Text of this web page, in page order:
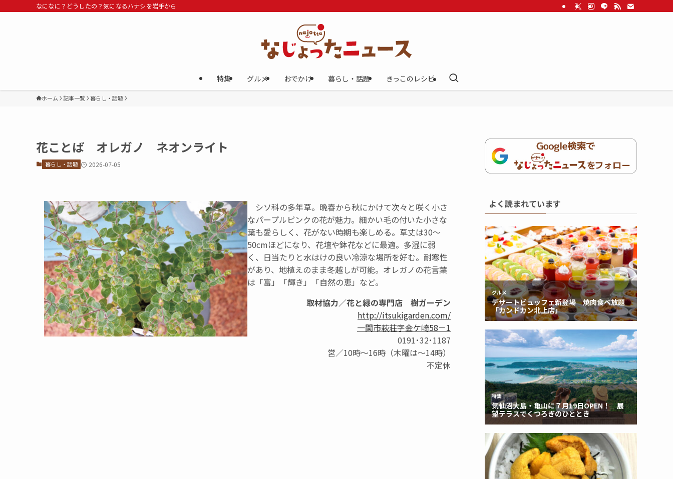
なになに？どうしたの？気になるハナシを岩手から
特集 グルメ おでかけ 暮らし・話題 きっこのレシピ
ホーム 記事一覧 暮らし・話題
花ことば オレガノ ネオンライト
暮らし・話題 2026-07-05
シソ科の多年草。晩春から秋にかけて次々と咲く小さ
なパープルピンクの花が魅力。細かい毛の付いた小さな
葉も愛らしく、花がない時期も楽しめる。草丈は30～
50cmほどになり、花壇や鉢花などに最適。多湿に弱
く、日当たりと水はけの良い冷涼な場所を好む。耐寒性
があり、地植えのまま冬越しが可能。オレガノの花言葉
は「富」「輝き」「自然の恵」など。
取材協力／花と緑の専門店 樹ガーデン
http://itsukigarden.com/
一関市萩荘字金ケ崎58－1
0191･32･1187
営／10時～16時（木曜は～14時）
不定休
よく読まれています